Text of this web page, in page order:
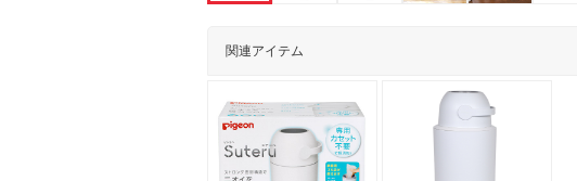
関連アイテム